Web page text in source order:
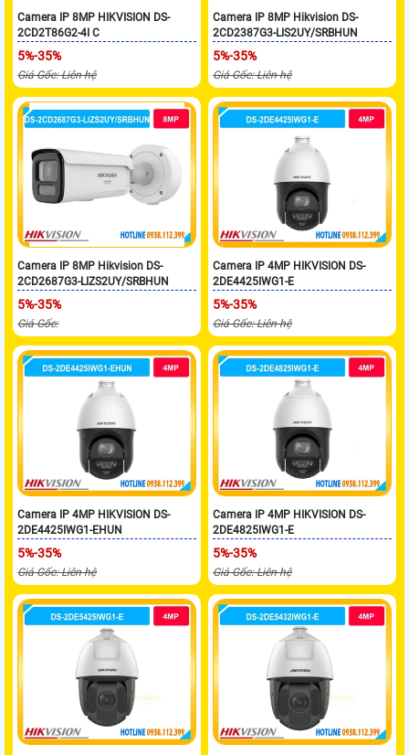
Camera IP 8MP HIKVISION DS-
2CD2T86G2-4I C
5%-35%
Giá Gốc: Liên hệ
Camera IP 8MP Hikvision DS-
2CD2387G3-LIS2UY/SRBHUN
5%-35%
Giá Gốc: Liên hệ
Camera IP 8MP Hikvision DS-
2CD2687G3-LIZS2UY/SRBHUN
5%-35%
Giá Gốc:
Camera IP 4MP HIKVISION DS-
2DE4425IWG1-E
5%-35%
Giá Gốc: Liên hệ
Camera IP 4MP HIKVISION DS-
2DE4425IWG1-EHUN
5%-35%
Giá Gốc: Liên hệ
Camera IP 4MP HIKVISION DS-
2DE4825IWG1-E
5%-35%
Giá Gốc: Liên hệ